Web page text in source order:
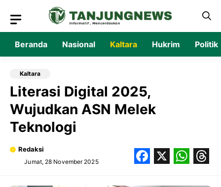
isi
Beranda Nasional Kaltara Hukrim Politik
Kaltara
Literasi Digital 2025,
Wujudkan ASN Melek
Teknologi
Redaksi
Jumat, 28 November 2025